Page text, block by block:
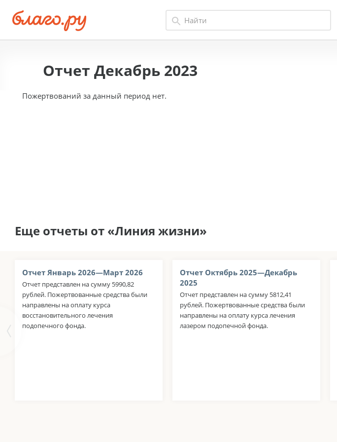
Отчет Декабрь 2023
Пожертвований за данный период нет.
Еще отчеты от «Линия жизни»
Отчет Январь 2026—Март 2026
Отчет представлен на сумму 5990,82
рублей. Пожертвованные средства были
направлены на оплату курса
восстановительного лечения
подопечного фонда.
Отчет Октябрь 2025—Декабрь
2025
Отчет представлен на сумму 5812,41
рублей. Пожертвованные средства были
направлены на оплату курса лечения
лазером подопечной фонда.